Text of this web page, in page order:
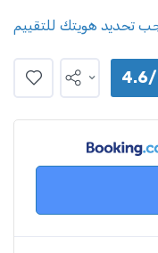
تحديد هويتك للتقييم